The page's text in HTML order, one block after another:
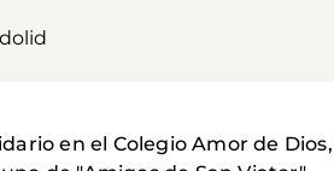
en el Colegio Amor de